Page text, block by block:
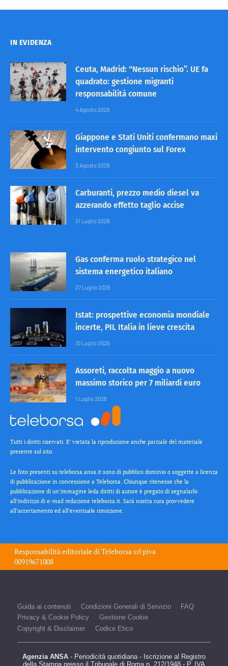
IN EVIDENZA
Ceuta, Madrid: “Nessun rischio”. UE fa
quadrato: gestione migranti
responsabilità comune
4 Agosto 2026
Giappone e Stati Uniti confermano maxi
intervento congiunto sul Forex
3 Agosto 2026
Carburanti, prezzo medio diesel va
azzerando effetto taglio accise
31 Luglio 2026
Gas conferma ruolo strategico nel
sistema energetico italiano
27 Luglio 2026
Istat: prospettive economia mondiale
incerte, PIL Italia in lieve crescita
10 Luglio 2026
Assoreti, raccolta maggio a nuovo
massimo storico per 7 miliardi euro
1 Luglio 2026
Tutti i diritti riservati. E’ vietata la riproduzione anche parziale del materiale
presente sul sito.
Le foto presenti su teleborsa.ansa.it sono di pubblico dominio o soggette a licenza
di pubblicazione in concessione a Teleborsa. Chiunque ritenesse che la
pubblicazione di un’immagine leda diritti di autore è pregato di segnalarlo
all’indirizzo di e-mail redazione teleborsa.it. Sarà nostra cura provvedere
all’accertamento ed all’eventuale rimozione.
Responsabilità editoriale diTeleborsa srl piva
00919671008
Guida ai contenuti Condizioni Generali di Servizio
FAQ
Privacy & Cookie Policy
Gestione Cookie
Copyright & Disclaimer
Codice Etico
Agenzia ANSA - Periodicità quotidiana - Iscrizione al Registro
della Stampa presso il Tribunale di Roma n. 212/1948 - P. IVA